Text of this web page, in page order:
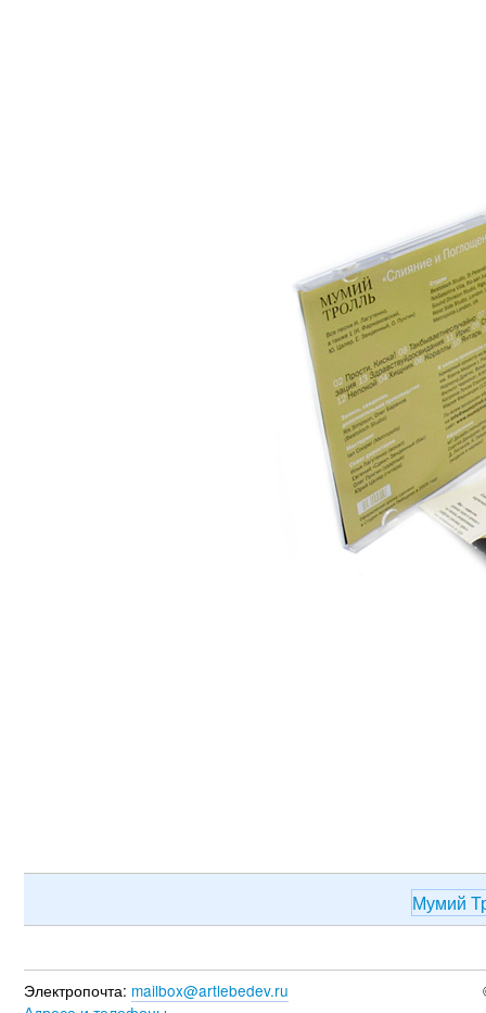
Мумий
Электропочта: mailbox@artlebedev.ru